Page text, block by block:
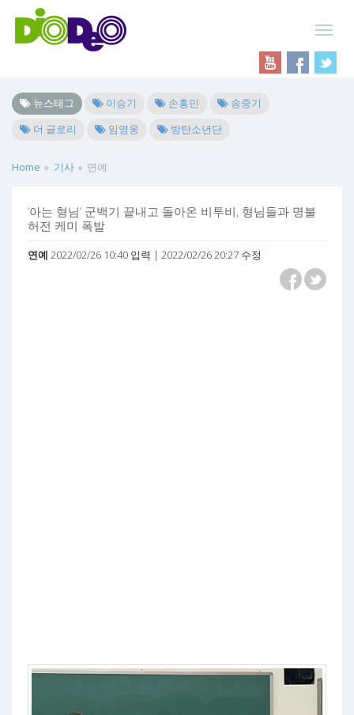
뉴스태그 이승기 손흥민
송중기
더 글로리
임영웅 방탄소년단
Home 기사 연예
‘아는 형님’ 군백기 끝내고 돌아온 비투비, 형님들과 명불
허전 케미 폭발
연예 2022/02/26 10:40 입력 | 2022/02/26 20:27 수정